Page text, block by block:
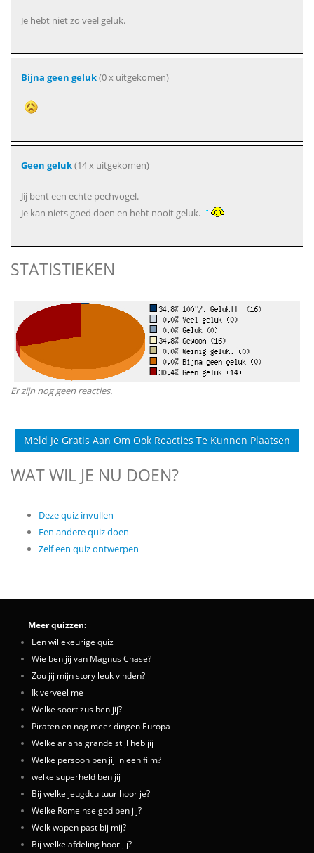
Je hebt niet zo veel geluk.
Bijna geen geluk(0 x uitgekomen)
Geen geluk(14 x uitgekomen)
Jij bent een echte pechvogel.
Je kan niets goed doen en hebt nooit geluk.
STATISTIEKEN
Er zijn nog geen reacties.
Meld Je Gratis Aan Om Ook Reacties Te Kunnen Plaatsen
WAT WIL JE NU DOEN?
Deze quiz invullen
Een andere quiz doen
Zelf een quiz ontwerpen
Meer quizzen:
Een willekeurige quiz
Wie ben jij van Magnus Chase?
Zou jij mijn story leuk vinden?
Ik verveel me
Welke soort zus ben jij?
Piraten en nog meer dingen Europa
Welke ariana grande stijl heb jij
Welke persoon ben jij in een film?
welke superheld ben jij
Bij welke jeugdcultuur hoor je?
Welke Romeinse god ben jij?
Welk wapen past bij mij?
Bij welke afdeling hoor jij?